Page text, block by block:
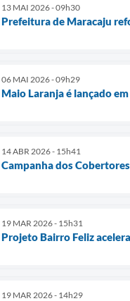
13 MAI 2026 - 09h30
Prefeitura de Maracaju
06 MAI 2026 - 09h29
Maio Laranja é lançado
14 ABR 2026 - 15h41
Campanha dos
19 MAR 2026 - 15h31
Projeto Bairro Feliz
19 MAR 2026 - 14h29